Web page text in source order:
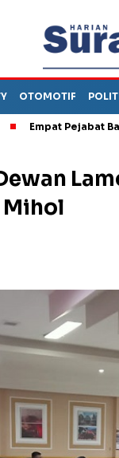
OTOMOTIF
Pejabat Baru ESDM,
Mihol